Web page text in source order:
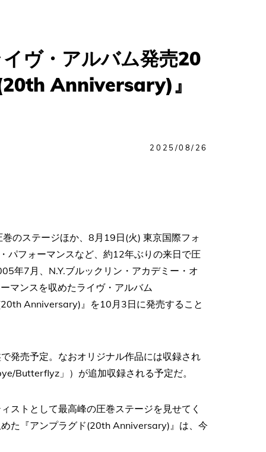
ヴ・アルバム発売20
Anniversary)』
2025/08/26
のステージほか、8月19日(火) 東京国際フォ
パフォーマンスなど、約12年ぶりの来日で圧
年7月、N.Y.ブルックリン・アカデミー・オ
マンスを収めたライヴ・アルバム
Anniversary)』を10月3日に発売すること
発売予定。なおオリジナル作品には収録され
Butterflyz」）が追加収録される予定だ。
ストとして最高峰の圧巻ステージを見せてく
た『アンプラグド(20th Anniversary)』は、今